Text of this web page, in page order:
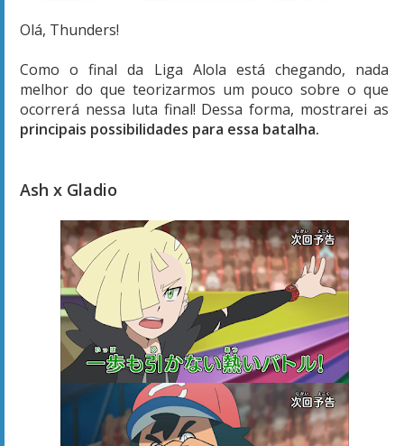
Olá, Thunders!
Como o final da Liga Alola está chegando, nada
melhor do que teorizarmos um pouco sobre o que
ocorrerá nessa luta final! Dessa forma, mostrarei as
principais possibilidades para essa batalha.
Ash x Gladio